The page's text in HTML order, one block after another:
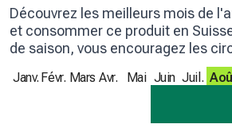
Découvrez les meilleurs mois de
et consommer ce produit en
de saison, vous encouragez les
Janv. Févr. Mars Avr. Mai Juin Juil.